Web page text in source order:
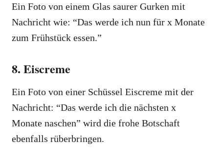
Ein Foto von einem Glas saurer Gurken mit
Nachricht wie: “Das werde ich nun für x Monate
zum Frühstück essen.”
8. Eiscreme
Ein Foto von einer Schüssel Eiscreme mit der
Nachricht: “Das werde ich die nächsten x
Monate naschen” wird die frohe Botschaft
ebenfalls rüberbringen.